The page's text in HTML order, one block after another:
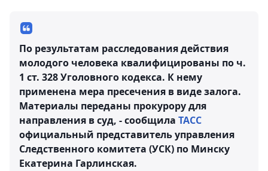
По результатам расследования действия
молодого человека квалифицированы по ч.
1 ст. 328 Уголовного кодекса. К нему
применена мера пресечения в виде залога.
Материалы переданы прокурору для
направления в суд, - сообщила ТАСС
официальный представитель управления
Следственного комитета (УСК) по Минску
Екатерина Гарлинская.